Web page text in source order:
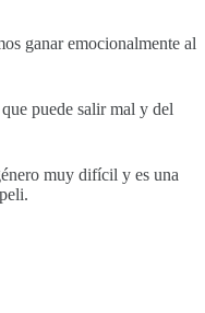
ganar emocionalmente al
puede salir mal y del
muy difícil y es una